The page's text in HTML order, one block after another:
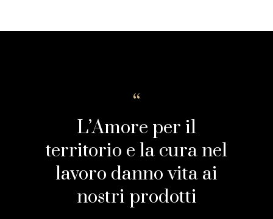
L’Amore per il
territorio e la cura nel
lavoro danno vita ai
nostri prodotti